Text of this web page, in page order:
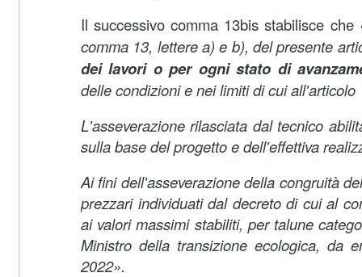
Il successivo comma 13­bis stabilisce che
comma 13, lettere a) e b), del presente
dei lavori o per ogni stato di
delle condizioni e nei limiti di cui
L'asseverazione rilasciata dal tecnico
sulla base del progetto e dell'effettiva
Ai fini dell'asseverazione della congruità
prezzari individuati dal decreto di cui al
ai valori massimi stabiliti, per talune
Ministro della transizione ecologica, da
2022».